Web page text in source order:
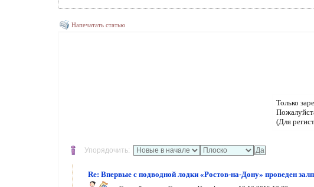
Напечатать статью
Только
(Для
Упорядочить:
Re: Впервые с подводной лодки «Ростов-на-Дону» проведен